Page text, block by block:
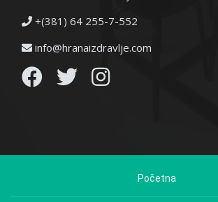
+(381) 64 255-7-552
info@hranaizdravlje.com
Početna